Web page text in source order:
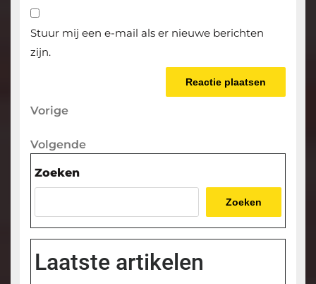
Stuur mij een e-mail als er nieuwe berichten
zijn.
Berichtnavigatie
Vorige
Vorige
Volgende
Volgende
Zoeken
Zoeken
Laatste artikelen